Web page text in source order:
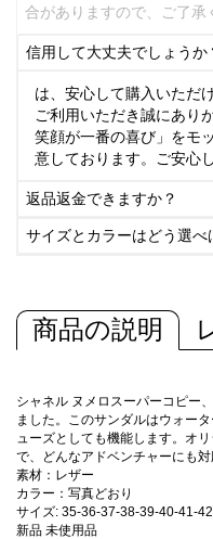
合がありますので、ご了承
信用して大丈夫でしょうか
は、安心して購入いただ
ご利用いただき誠にあり
笑顔が一番の喜び」をモ
意しております。ご安心
返品返金できますか？
サイズとカラーはどう選べ
商品の説明
シャネル ヌメロスーパーコピー
ました。このサンダルはウォー
ューズとしても機能します。オ
で、どんなアドベンチャーにも対
素材：レザー
カラー：写真どおり
サイズ: 35-36-37-38-39-40-41-
新品 未使用品